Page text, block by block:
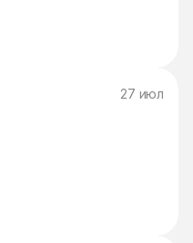
27 июл